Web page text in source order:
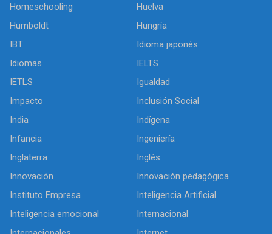
Homeschooling
Huelva
Humboldt
Hungría
IBT
Idioma japonés
Idiomas
IELTS
IETLS
Igualdad
Impacto
Inclusión Social
India
Indígena
Infancia
Ingeniería
Inglaterra
Inglés
Innovación
Innovación pedagógica
Instituto Empresa
Inteligencia Artificial
Inteligencia emocional
Internacional